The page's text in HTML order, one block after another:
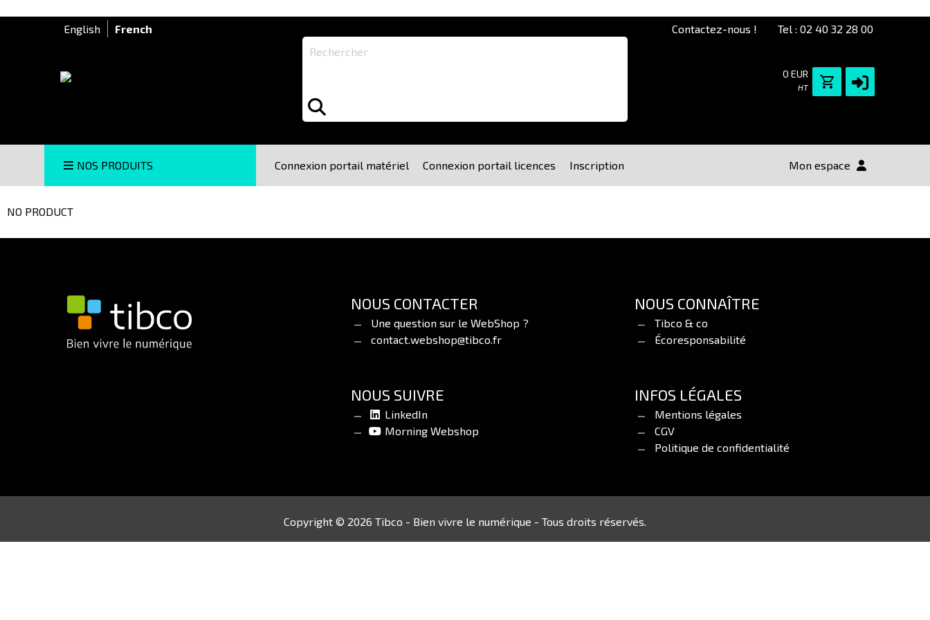
Tel : 02 40 32 28 00
Contactez-nous !
English French
0 EUR
HT
NOS PRODUITS Connexion portail matériel Connexion portail licences Inscription Mon espace
NO PRODUCT
NOUS CONTACTER
Une question sur le WebShop ?
contact.webshop@tibco.fr
NOUS CONNAÎTRE
Tibco & co
Écoresponsabilité
NOUS SUIVRE
LinkedIn
Morning Webshop
INFOS LÉGALES
Mentions légales
CGV
Politique de confidentialité
Copyright © 2026 Tibco - Bien vivre le numérique - Tous droits réservés.